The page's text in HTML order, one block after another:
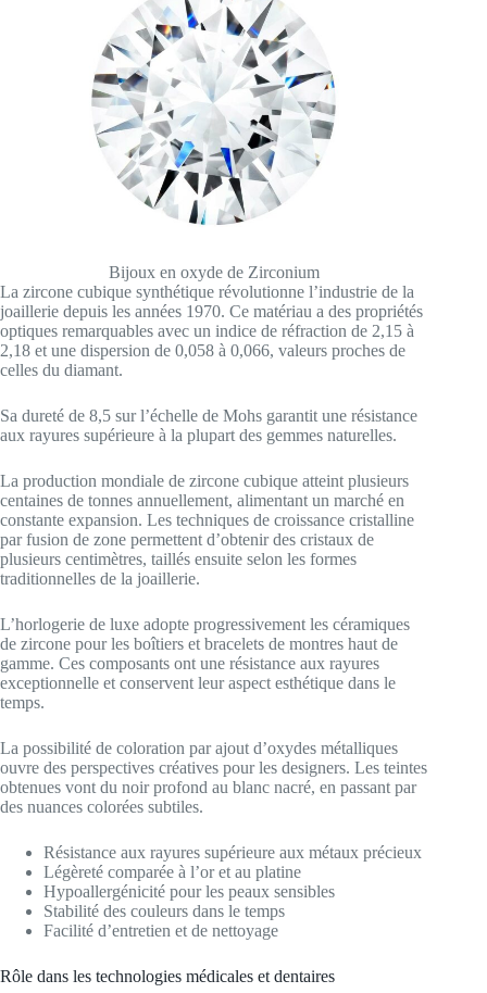
Bijoux en oxyde de Zirconium
La zircone cubique synthétique révolutionne l’industrie de la
joaillerie depuis les années 1970. Ce matériau a des propriétés
optiques remarquables avec un indice de réfraction de 2,15 à
2,18 et une dispersion de 0,058 à 0,066, valeurs proches de
celles du diamant.
Sa dureté de 8,5 sur l’échelle de Mohs garantit une résistance
aux rayures supérieure à la plupart des gemmes naturelles.
La production mondiale de zircone cubique atteint plusieurs
centaines de tonnes annuellement, alimentant un marché en
constante expansion. Les techniques de croissance cristalline
par fusion de zone permettent d’obtenir des cristaux de
plusieurs centimètres, taillés ensuite selon les formes
traditionnelles de la joaillerie.
L’horlogerie de luxe adopte progressivement les céramiques
de zircone pour les boîtiers et bracelets de montres haut de
gamme. Ces composants ont une résistance aux rayures
exceptionnelle et conservent leur aspect esthétique dans le
temps.
La possibilité de coloration par ajout d’oxydes métalliques
ouvre des perspectives créatives pour les designers. Les teintes
obtenues vont du noir profond au blanc nacré, en passant par
des nuances colorées subtiles.
Résistance aux rayures supérieure aux métaux précieux
Légèreté comparée à l’or et au platine
Hypoallergénicité pour les peaux sensibles
Stabilité des couleurs dans le temps
Facilité d’entretien et de nettoyage
Rôle dans les technologies médicales et dentaires